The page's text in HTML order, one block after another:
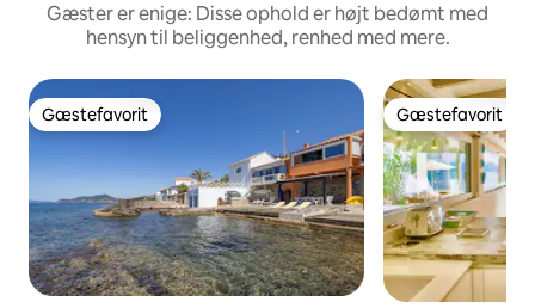
Gæster er enige: Disse ophold er højt bedømt med
hensyn til beliggenhed, renhed med mere.
Gæstefavorit
Gæstefavorit Gæstefavorit
Gæstefavorit